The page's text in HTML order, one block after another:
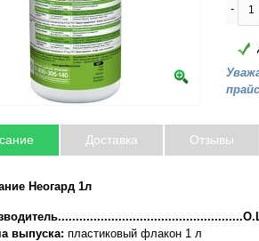
-
Доставка Отзывы
Неогард 1л
выпуска: пластиковый флакон 1 л